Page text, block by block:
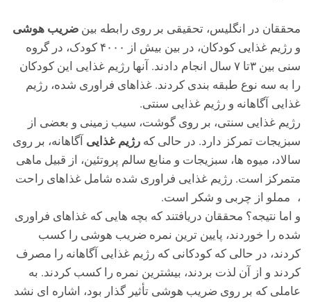
محققان در انگلیس، تحقیقی بر روی رابطه بین ضریب هوشی
و رژیم غذایی کودکان، در بین بیش از ۴۰۰۰ کودک، در گروه
سنی بین ۳تا ۷ سال انجام دادند. آنها رژیم غذایی این کودکان
را به سه نوع طبقه بندی کردند. غذاهای فراوری شده، رژیم
غذایی آگاهانه و رژیم غذایی سنتی.
رژیم غذایی سنتی، بر روی گوشت، سیب زمینی و بعضی از
سبزیجات تمرکز دارد. در حالی که رژیم غذایی آگاهانه، بر روی
سالاد، میوه ها، سبزیجات و منابع سالم پروتئین، از قبیل ماهی
متمرکز است. رژیم غذایی فراوری شده شامل غذاهای راحت
، مملو از چربی و شکر است.
و اما نتیجه؟ محققان دریافتند که بچه هایی که غذاهای فراوری
شده را خوردند، پایین ترین نمره ضریب هوشی را کسب
کردند، در حالی که کودکانی که رژیم غذایی آگاهانه را مصرف
کردند و از آن لذت بردند، بیشترین نمره را کسب کردند. به
عاملی که بر روی ضریب هوشی تأثیر گذار بود، اشاره ای نشد